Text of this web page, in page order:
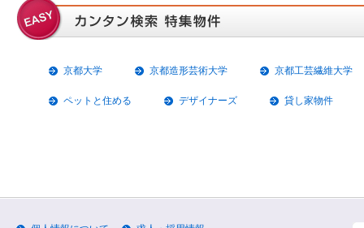
京都大学 京都造形芸術大学 京都工芸繊維大学
ペットと住める デザイナーズ 貸し家物件